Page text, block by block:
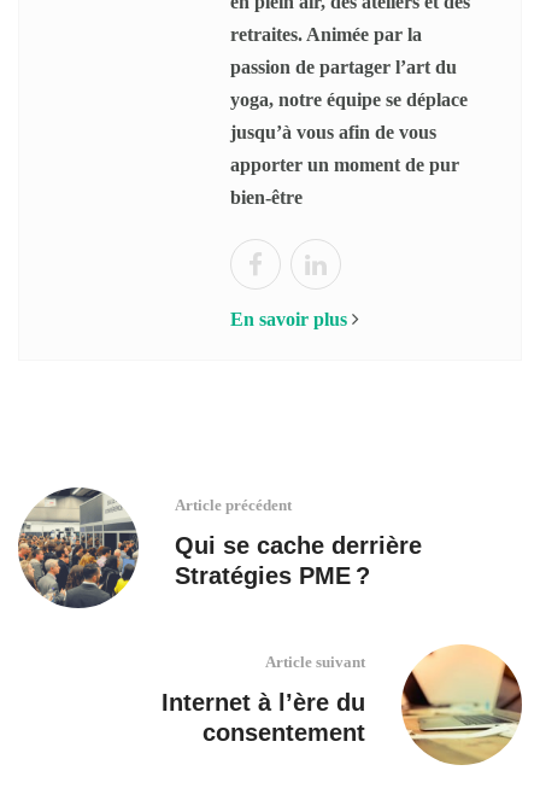
retraites. Animée par la
passion de partager l’art du
yoga, notre équipe se déplace
jusqu’à vous afin de vous
apporter un moment de pur
bien-être
En savoir plus
Article précédent
Qui se cache derrière
Stratégies PME ?
Article suivant
Internet à l’ère du
consentement